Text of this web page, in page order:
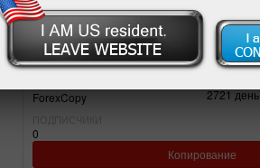
Простой Продвинутый
СЧЕТ
70657642 delete
ForexCopy 2721день
0
Копирование